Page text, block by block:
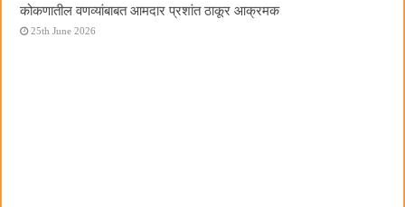
कोकणातील वणव्यांबाबत आमदार प्रशांत ठाकूर आक्रमक
25th June 2026